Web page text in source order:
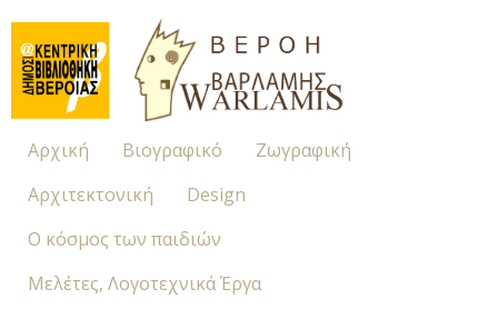
Αρχική Βιογραφικό
Ζωγραφική
Αρχιτεκτονική
Design
Ο κόσμος των παιδιών
Μελέτες, Λογοτεχνικά Έργα